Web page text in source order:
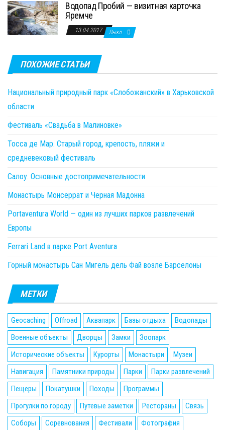
Водопад Пробий — визитная карточка
Яремче
13.04.2017 Выкл.
ПОХОЖИЕ СТАТЬИ
Национальный природный парк «Слобожанский» в Харьковской
области
Фестиваль «Свадьба в Малиновке»
Тосса де Мар. Старый город, крепость, пляжи и
средневековый фестиваль
Салоу. Основные достопримечательности
Монастырь Монсеррат и Черная Мадонна
Portaventura World — один из лучших парков развлечений
Европы
Ferrari Land в парке Port Aventura
Горный монастырь Сан Мигель дель Фай возле Барселоны
МЕТКИ
Geocaching Offroad Аквапарк Базы отдыха
Водопады
Военные объекты
Дворцы Замки
Зоопарк
Исторические объекты
Курорты Монастыри
Музеи
Навигация
Памятники природы Парки
Парки развлечений
Пещеры
Покатушки Походы
Программы
Прогулки по городу
Путевые заметки Рестораны
Связь
Соборы
Соревнования Фестивали Фотография